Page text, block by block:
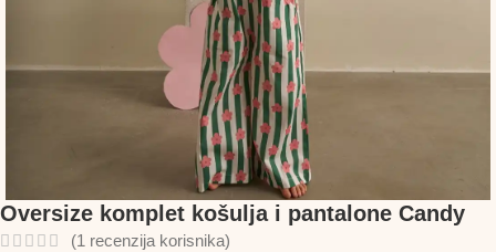
Oversize komplet košulja i pantalone Candy
(1 recenzija korisnika)